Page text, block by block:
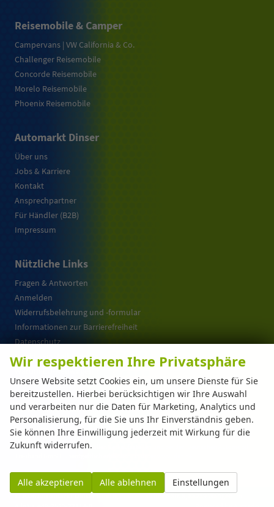
Reisemobile & Camper
Campervans | VW California & Co.
Challenger Reisemobile
Concorde Reisemobile
Morelo Reisemobile
Phoenix Reisemobile
Automarkt Dinser
Über uns
Jobs & Karriere
Kontakt
Ansprechpartner
Für Händler (B2B)
Impressum
Nützliche Links
Fragen & Antworten
Anmelden
Widerrufsbelehrung und -formular
Informationen zur Barrierefreiheit
Datenschutz
Cookie-Einstellungen
Warum EU-Neuwagen ?
Weitere Informationen zum offiziellen Kraftstoffverbrauch und zu den offiziellen
spezifischen CO2-Emissionen und gegebenenfalls zum Stromverbrauch neuer PKW
können dem 'Leitfaden über den offiziellen Kraftstoffverbrauch, die offiziellen
spezifischen CO -Emissionen und den offiziellen Stromverbrauch neuer PKW'
entnommen werden, der an allen Verkaufsstellen und bei der 'Deutschen Automobil
© 2026Automarkt Dinser GmbH,Franz-Walchner-Str. 8,88239Wangen im
Wir respektieren Ihre Privatsphäre
Unsere Website setzt Cookies ein, um unsere Dienste für Sie
bereitzustellen. Hierbei berücksichtigen wir Ihre Auswahl
und verarbeiten nur die Daten für Marketing, Analytics und
Personalisierung, für die Sie uns Ihr Einverständnis geben.
Sie können Ihre Einwilligung jederzeit mit Wirkung für die
Zukunft widerrufen.
Alle akzeptieren Alle ablehnen Einstellungen